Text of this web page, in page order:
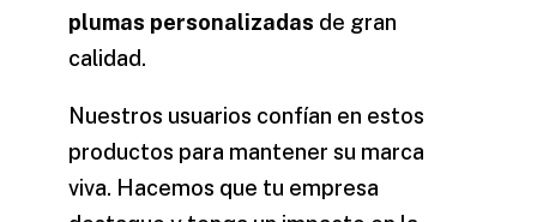
plumas personalizadas de gran
calidad.
Nuestros usuarios confían en estos
productos para mantener su marca
viva. Hacemos que tu empresa